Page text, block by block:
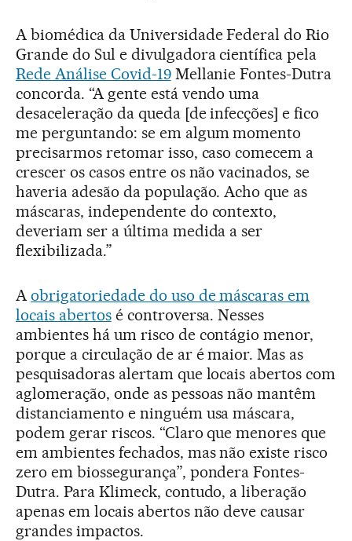
A biomédica da Universidade Federal do Rio
Grande do Sul e divulgadora científica pela
Rede Análise Covid-19Mellanie Fontes-Dutra
concorda. “A gente está vendo uma
desaceleração da queda [de infecções] e fico
me perguntando: se em algum momento
precisarmos retomar isso, caso comecem a
crescer os casos entre os não vacinados, se
haveria adesão da população. Acho que as
máscaras, independente do contexto,
deveriam ser a última medida a ser
flexibilizada.”
Aobrigatoriedade do uso de máscaras em
locais abertosé controversa. Nesses
ambientes há um risco de contágio menor,
porque a circulação de ar é maior. Mas as
pesquisadoras alertam que locais abertos com
aglomeração, onde as pessoas não mantêm
distanciamento e ninguém usa máscara,
podem gerar riscos. “Claro que menores que
em ambientes fechados, mas não existe risco
zero em biossegurança”, pondera Fontes-
Dutra. Para Klimeck, contudo, a liberação
apenas em locais abertos não deve causar
grandes impactos.